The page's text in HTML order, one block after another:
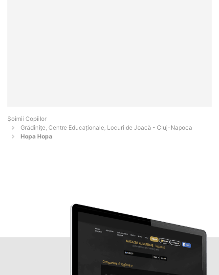
Șoimii Copiilor
Grădinițe, Centre Educaționale, Locuri de Joacă - Cluj-Napoca
Hopa Hopa